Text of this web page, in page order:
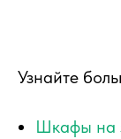
Узнайте
Шкафы на